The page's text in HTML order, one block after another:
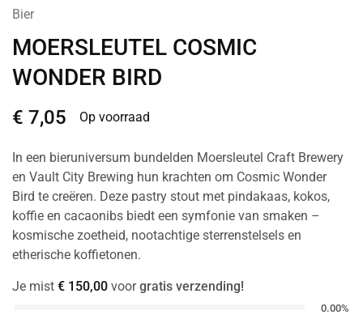
Bier
MOERSLEUTEL COSMIC
WONDER BIRD
€ 7,05 Op voorraad
In een bieruniversum bundelden Moersleutel Craft Brewery
en Vault City Brewing hun krachten om Cosmic Wonder
Bird te creëren. Deze pastry stout met pindakaas, kokos,
koffie en cacaonibs biedt een symfonie van smaken –
kosmische zoetheid, nootachtige sterrenstelsels en
etherische koffietonen.
Je mist € 150,00 voorgratis verzending!
0.00%